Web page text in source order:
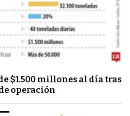
$1.500 millones al día tras
operación